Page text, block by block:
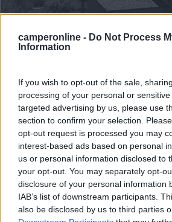
camperonline - Do Not Process
Information
If you wish to opt-out of the sale,
processing of your personal or
targeted advertising by us, please use
section to confirm your selection.
opt-out request is processed you may
interest-based ads based on personal
us or personal information disclosed to
your opt-out. You may separately opt-
disclosure of your personal information
IAB’s list of downstream participants.
also be disclosed by us to third parties
Agriturismo Il Filare di Busi
8 1
Servizi / Posizione
L'azienda agricola produce ortaggi
Bazzano di Neviano degli Arduini (PR) -